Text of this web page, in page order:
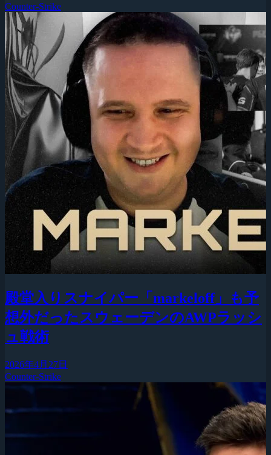
Counter-Strike
殿堂入りスナイパー「markeloff」も予
想外だったスウェーデンのAWPラッシ
ュ戦術
2026年4月27日
Counter-Strike